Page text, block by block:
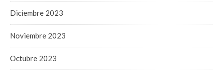
Diciembre 2023
Noviembre 2023
Octubre 2023